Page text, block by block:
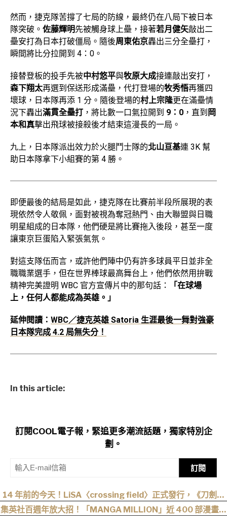
然而，捷克隊苦撐了七局的防線，最終仍在八局下被日本
隊突破。 佐藤輝明先被觸身球上壘，接著若月健矢敲出二
壘安打為日本打破僵局。隨後周東佑京轟出三分全壘打，
瞬間將比分拉開到 4：0。
接替登板的投手先被中村悠平與牧原大成接連敲出安打，
森下翔太再選到保送形成滿壘，代打登場的牧秀悟再獲四
壞球，日本隊再添 1 分。隨後登場的村上宗隆更在滿壘情
況下轟出滿貫全壘打 ，將比數一口氣拉開到 9：0 ，直到 岡
本和真擊出飛球被接殺後才結束這漫長的一局。
九上，日本隊派出效力於火腿鬥士隊的北山亘基連 3K 幫
助日本隊拿下小組賽的第 4 勝。
即便最後的結局是如此，捷克隊在比賽前半段所展現的表
現依然令人敬佩，面對被視為奪冠熱門、由大聯盟與日職
明星組成的日本隊，他們硬是將比賽拖入後段，甚至一度
讓東京巨蛋陷入緊張氣氛。
對這支隊伍而言，或許他們陣中仍有許多球員平日並非全
職職業選手，但在世界棒球最高舞台上，他們依然用拚戰
精神完美證明 WBC 官方宣傳片中的那句話：
「在球場
上，任何人都能成為英雄。」
延伸閱讀： WBC／捷克英雄 Satoria 生涯最後一舞對強豪
日本隊完成 4.2 局無失分！
In this article:
訂閱COOL電子報，緊追更多潮流話題，獨家特別企
劃。
訂閱
14 年前的今天！LiSA〈crossing field〉正式發行，《刀劍神
域》OP 不只熱血還藏著桐人、亞絲娜最深的羈絆
集英社百週年放大招！「MANGA MILLION」近 400 部漫畫免